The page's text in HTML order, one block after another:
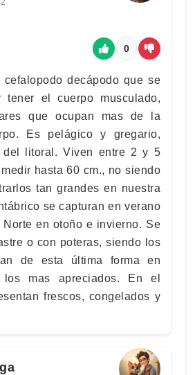
0
cefalopodo decápodo que se
tener el cuerpo musculado,
que ocupan mas de la
Es pelágico y gregario,
del litoral. Viven entre 2 y 5
hasta 60 cm., no siendo
tan grandes en nuestra
se capturan en verano
en otoño e invierno. Se
o con poteras, siendo los
de esta última forma en
los mas apreciados. En el
frescos, congelados y